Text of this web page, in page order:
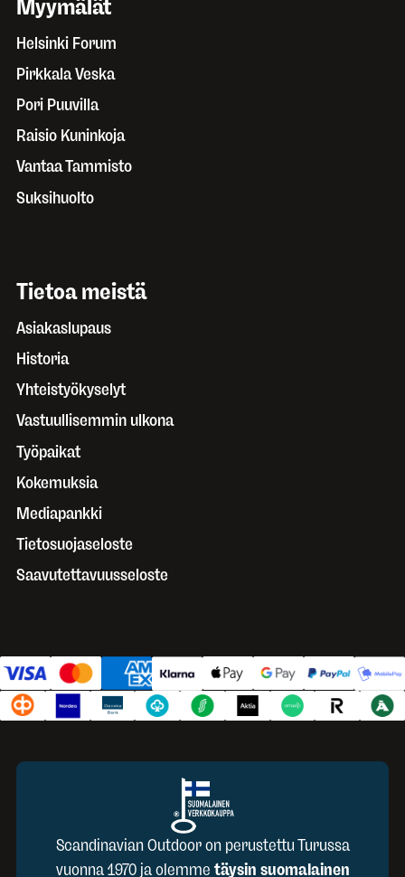
Myymälät
Helsinki Forum
Pirkkala Veska
Pori Puuvilla
Raisio Kuninkoja
Vantaa Tammisto
Suksihuolto
Tietoa meistä
Asiakaslupaus
Historia
Yhteistyökyselyt
Vastuullisemmin ulkona
Työpaikat
Kokemuksia
Mediapankki
Tietosuojaseloste
Saavutettavuusseloste
Scandinavian Outdoor on perustettu Turussa
vuonna 1970 ja olemme täysin suomalainen